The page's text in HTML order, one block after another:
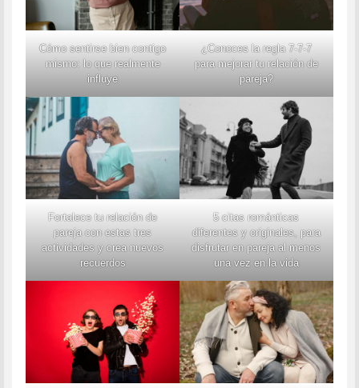
Cómo sentirse bien contigo
mismo: lo que realmente
influye
¿Conoces la regla 7-7-7
para mejorar tu relación de
pareja?
Fortalece tu relación de
pareja con estas tres
actividades y crea nuevos
recuerdos
5 citas románticas
diferentes y originales, para
disfrutar en pareja al menos
una vez en la vida